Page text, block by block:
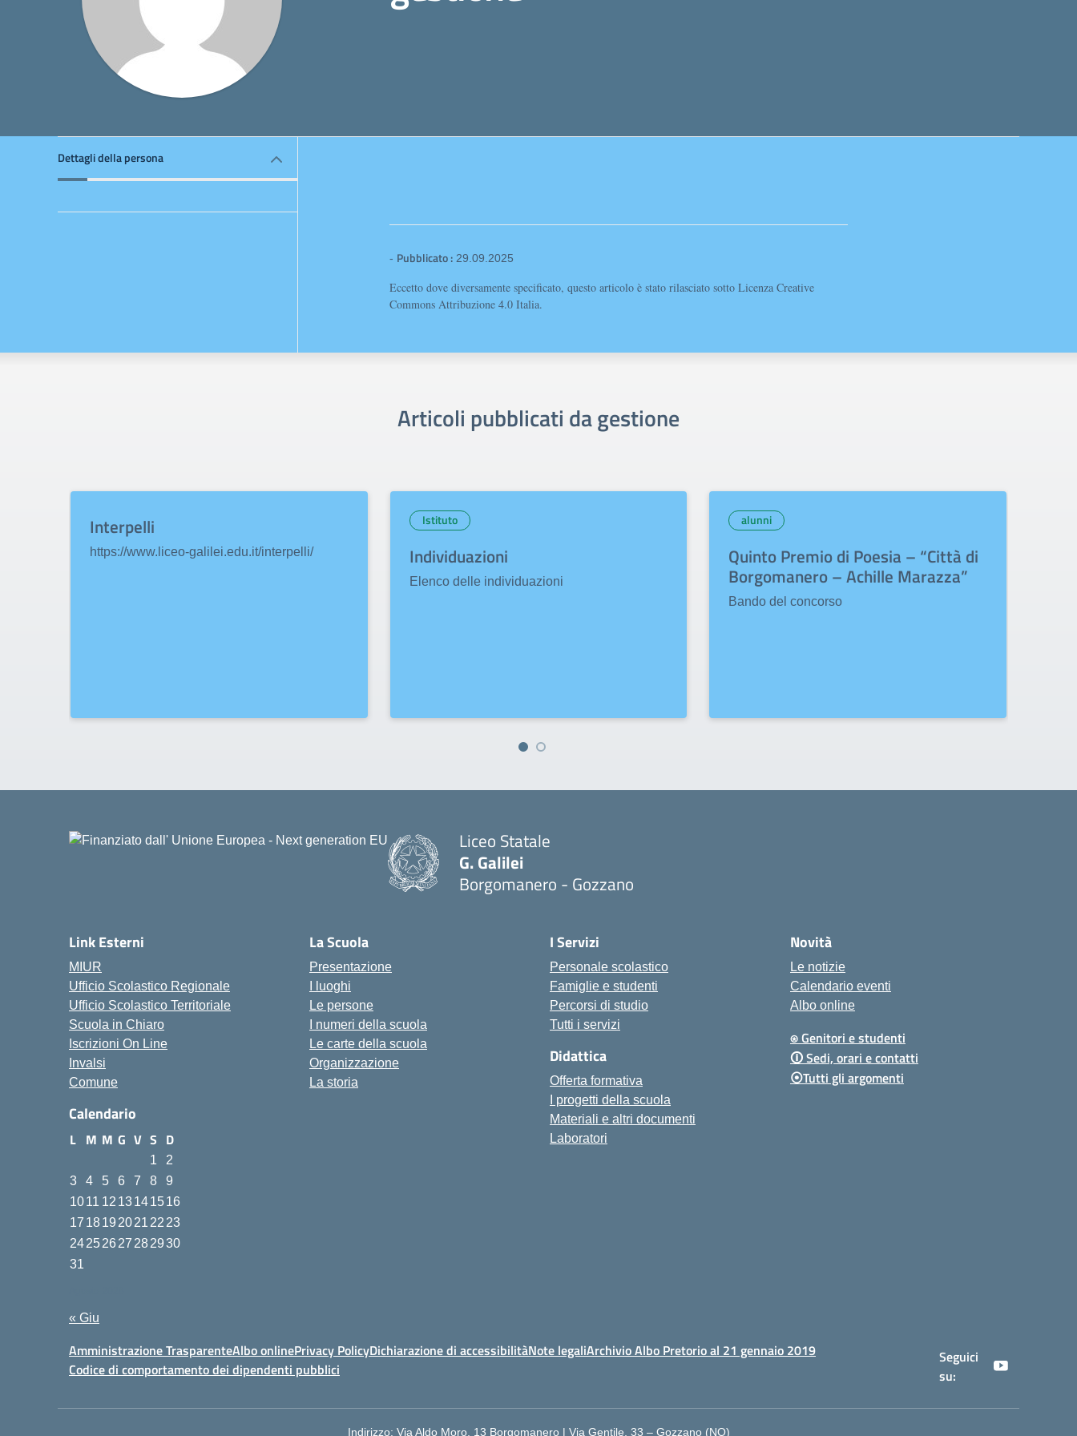
Dettagli della persona
- Pubblicato : 29.09.2025
Eccetto dove diversamente specificato, questo articolo è stato rilasciato sotto Licenza Creative
Commons Attribuzione 4.0 Italia.
Articoli pubblicati da gestione
Interpelli
https://www.liceo-galilei.edu.it/interpelli/
Istituto
Individuazioni
Elenco delle individuazioni
alunni
Quinto Premio di Poesia – “Città di
Borgomanero – Achille Marazza”
Bando del concorso
Liceo Statale
G. Galilei
Borgomanero - Gozzano
Link Esterni
MIUR
Ufficio Scolastico Regionale
Ufficio Scolastico Territoriale
Scuola in Chiaro
Iscrizioni On Line
Invalsi
Comune
Calendario
L M M G V S D
1
2
3
4 5 6 7 8
9
1011 12 13141516
17 1819 2021 22 23
24252627 282930
31
« Giu
La Scuola
Presentazione
I luoghi
Le persone
I numeri della scuola
Le carte della scuola
Organizzazione
La storia
I Servizi
Personale scolastico
Famiglie e studenti
Percorsi di studio
Tutti i servizi
Didattica
Offerta formativa
I progetti della scuola
Materiali e altri documenti
Laboratori
Novità
Le notizie
Calendario eventi
Albo online
⍟ Genitori e studenti
🛈 Sedi, orari e contatti
⦿Tutti gli argomenti
Amministrazione TrasparenteAlbo onlinePrivacy PolicyDichiarazione di accessibilitàNote legaliArchivio Albo Pretorio al 21 gennaio 2019
Codice di comportamento dei dipendenti pubblici
Seguici
su:
Indirizzo: Via Aldo Moro, 13 Borgomanero | Via Gentile, 33 – Gozzano (NO)